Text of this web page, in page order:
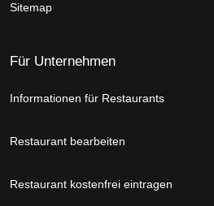
Sitemap
Für Unternehmen
Informationen für Restaurants
Restaurant bearbeiten
Restaurant kostenfrei eintragen